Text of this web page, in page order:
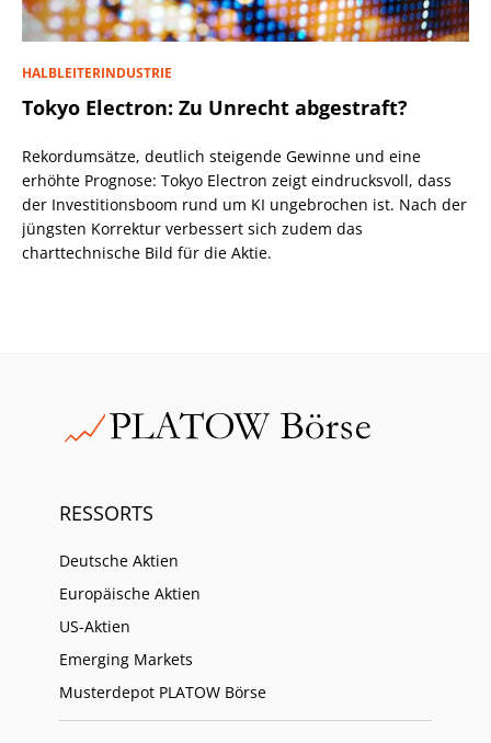
HALBLEITERINDUSTRIE
Tokyo Electron: Zu Unrecht abgestraft?
Rekordumsätze, deutlich steigende Gewinne und eine
erhöhte Prognose: Tokyo Electron zeigt eindrucksvoll, dass
der Investitionsboom rund um KI ungebrochen ist. Nach der
jüngsten Korrektur verbessert sich zudem das
charttechnische Bild für die Aktie.
RESSORTS
Deutsche Aktien
Europäische Aktien
US-Aktien
Emerging Markets
Musterdepot PLATOW Börse